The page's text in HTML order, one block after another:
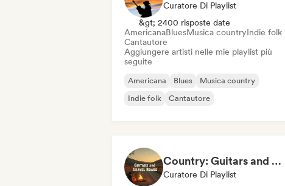
Curatore Di Playlist
&gt; 2400 risposte date
AmericanaBluesMusica countryIndie folk
Cantautore
Aggiungere artisti nelle mie playlist più
seguite
Americana Blues
Musica country
Indie folk
Cantautore
Country: Guitars and Gravel Roads
Curatore Di Playlist